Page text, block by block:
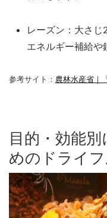
レーズン：大さじ
エネルギー補給や
参考サイト： 農林水産省｜
目的・効能
めのドライ